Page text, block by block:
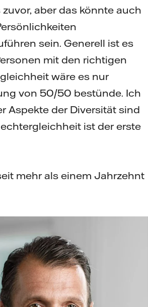
zuvor, aber das könnte auch
sein. Generell ist es
mit den richtigen
wäre es nur
von 50/50 bestünde. Ich
Aspekte der Diversität sind
ist der erste
mehr als einem Jahrzehnt